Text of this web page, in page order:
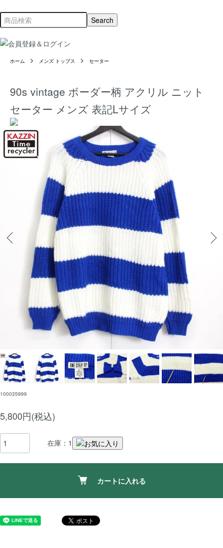
ホーム メンズ トップス セーター
90s vintage ボーダー柄 アクリル ニット
セーター メンズ 表記Lサイズ
100035999
5,800円(税込)
在庫：1
カートに入れる